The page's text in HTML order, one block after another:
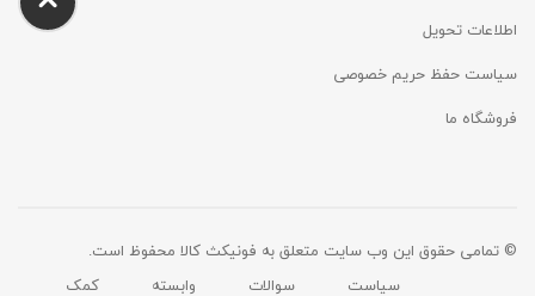
اطلاعات تحویل
سیاست حفظ حریم خصوصی
فروشگاه ما
© تمامی حقوق این وب سایت متعلق به فونیکث کالا محفوظ است.
سیاست
سوالات وابسته کمک